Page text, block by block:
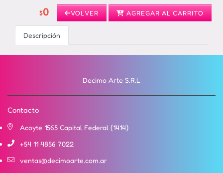
VOLVER AGREGAR AL CARRITO
$0
Descripción
Decimo Arte S.R.L
Contacto
Acoyte 1565 Capital Federal (1414)
+54 11 4856 7022
ventas@decimoarte.com.ar